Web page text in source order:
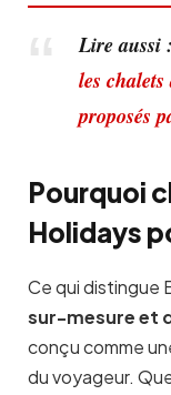
Lire
les
proposés
Pourquoi
Holidays
Ce qui distingue
sur-mesure et
conçu comme
du voyageur.